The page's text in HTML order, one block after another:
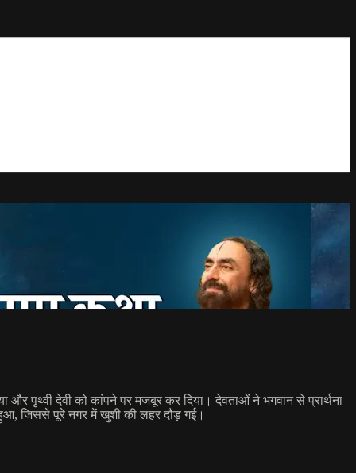
और पृथ्वी देवी को कांपने पर मजबूर कर दिया। देवताओं ने भगवान से प्रार्थना
जिससे पूरे नगर में खुशी की लहर दौड़ गई।